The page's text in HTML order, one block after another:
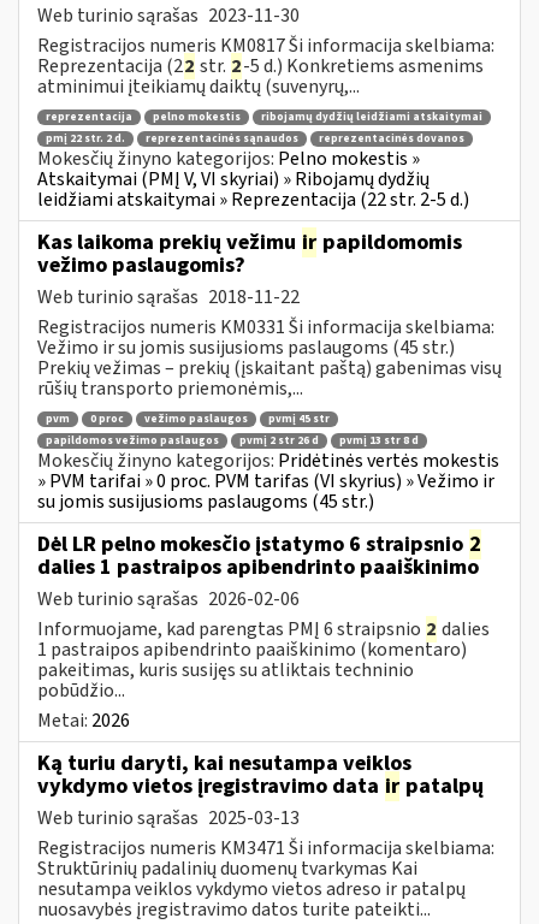
Web turinio sąrašas 2023-11-30
Registracijos numeris KM0817 Ši informacija skelbiama:
Reprezentacija (22 str. 2-5 d.) Konkretiems asmenims
atminimui įteikiamų daiktų (suvenyrų,...
reprezentacija pelno mokestis
ribojamų dydžių leidžiami atskaitymai
pmį 22 str. 2 d.
reprezentacinės sąnaudos reprezentacinės dovanos
Mokesčių žinyno kategorijos: Pelno mokestis »
Atskaitymai (PMĮ V, VI skyriai) » Ribojamų dydžių
leidžiami atskaitymai » Reprezentacija (22 str. 2-5 d.)
Kas laikoma prekių vežimu ir papildomomis
vežimo paslaugomis?
Web turinio sąrašas 2018-11-22
Registracijos numeris KM0331 Ši informacija skelbiama:
Vežimo ir su jomis susijusioms paslaugoms (45 str.)
Prekių vežimas – prekių (įskaitant paštą) gabenimas visų
rūšių transporto priemonėmis,...
pvm 0 proc vežimo paslaugos
pvmį 45 str
papildomos vežimo paslaugos
pvmį 2 str 26 d pvmį 13 str 8 d
Mokesčių žinyno kategorijos: Pridėtinės vertės mokestis
» PVM tarifai » 0 proc. PVM tarifas (VI skyrius) » Vežimo ir
su jomis susijusioms paslaugoms (45 str.)
Dėl LR pelno mokesčio įstatymo 6 straipsnio 2
dalies 1 pastraipos apibendrinto paaiškinimo
Web turinio sąrašas 2026-02-06
Informuojame, kad parengtas PMĮ 6 straipsnio 2 dalies
1 pastraipos apibendrinto paaiškinimo (komentaro)
pakeitimas, kuris susijęs su atliktais techninio
pobūdžio...
Metai: 2026
Ką turiu daryti, kai nesutampa veiklos
vykdymo vietos įregistravimo data ir patalpų
Web turinio sąrašas 2025-03-13
Registracijos numeris KM3471 Ši informacija skelbiama:
Struktūrinių padalinių duomenų tvarkymas Kai
nesutampa veiklos vykdymo vietos adreso ir patalpų
nuosavybės įregistravimo datos turite pateikti...